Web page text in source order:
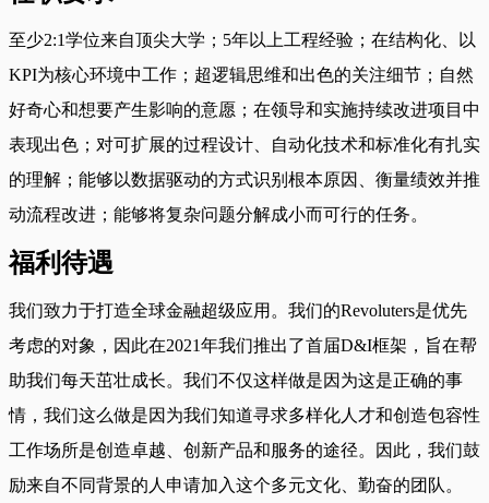
至少2:1学位来自顶尖大学；5年以上工程经验；在结构化、以
KPI为核心环境中工作；超逻辑思维和出色的关注细节；自然
好奇心和想要产生影响的意愿；在领导和实施持续改进项目中
表现出色；对可扩展的过程设计、自动化技术和标准化有扎实
的理解；能够以数据驱动的方式识别根本原因、衡量绩效并推
动流程改进；能够将复杂问题分解成小而可行的任务。
福利待遇
我们致力于打造全球金融超级应用。我们的Revoluters是优先
考虑的对象，因此在2021年我们推出了首届D&I框架，旨在帮
助我们每天茁壮成长。我们不仅这样做是因为这是正确的事
情，我们这么做是因为我们知道寻求多样化人才和创造包容性
工作场所是创造卓越、创新产品和服务的途径。因此，我们鼓
励来自不同背景的人申请加入这个多元文化、勤奋的团队。